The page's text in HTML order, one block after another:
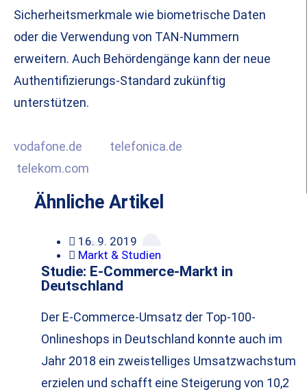
Sicherheitsmerkmale wie biometrische Daten
oder die Verwendung von TAN-Nummern
erweitern. Auch Behördengänge kann der neue
Authentifizierungs-Standard zukünftig
unterstützen.
vodafone.de
telefonica.de
telekom.com
Ähnliche Artikel
16. 9. 2019
Markt & Studien
Studie: E-Commerce-Markt in
Deutschland
Der E-Commerce-Umsatz der Top-100-
Onlineshops in Deutschland konnte auch im
Jahr 2018 ein zweistelliges Umsatzwachstum
erzielen und schafft eine Steigerung von 10,2